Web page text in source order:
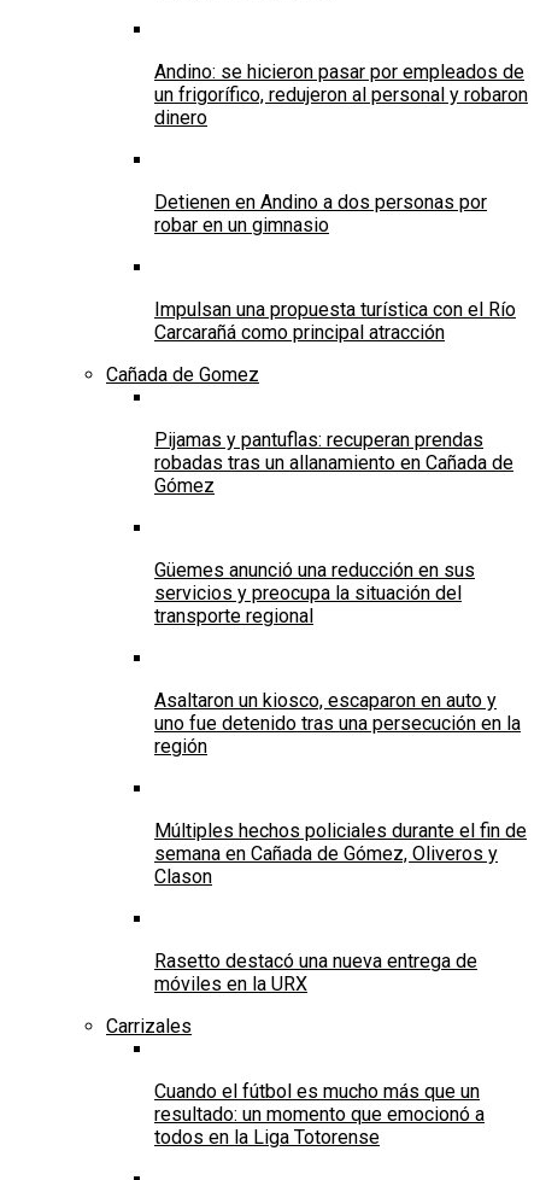
Andino: se hicieron pasar por empleados de
un frigorífico, redujeron al personal y robaron
dinero
Detienen en Andino a dos personas por
robar en un gimnasio
Impulsan una propuesta turística con el Río
Carcarañá como principal atracción
Cañada de Gomez
Pijamas y pantuflas: recuperan prendas
robadas tras un allanamiento en Cañada de
Gómez
Güemes anunció una reducción en sus
servicios y preocupa la situación del
transporte regional
Asaltaron un kiosco, escaparon en auto y
uno fue detenido tras una persecución en la
región
Múltiples hechos policiales durante el fin de
semana en Cañada de Gómez, Oliveros y
Clason
Rasetto destacó una nueva entrega de
móviles en la URX
Carrizales
Cuando el fútbol es mucho más que un
resultado: un momento que emocionó a
todos en la Liga Totorense